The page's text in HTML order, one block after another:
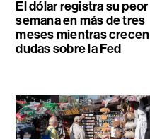
El dólar registra su peor
semana en más de tres
meses mientras crecen
dudas sobre la Fed